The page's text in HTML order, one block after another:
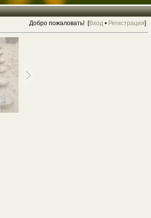
Добро пожаловать! [Вход • Регистрация]